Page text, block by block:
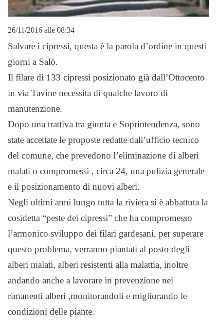
26/11/2016 alle 08:34
Salvare i cipressi, questa è la parola d’ordine in questi
giorni a Salò.
Il filare di 133 cipressi posizionato già dall’Ottocento
in via Tavine necessita di qualche lavoro di
manutenzione.
Dopo una trattiva tra giunta e Soprintendenza, sono
state accettate le proposte redatte dall’ufficio tecnico
del comune, che prevedono l’eliminazione di alberi
malati o compromessi , circa 24, una pulizia generale
e il posizionamento di nuovi alberi.
Negli ultimi anni lungo tutta la riviera si è abbattuta la
cosidetta “peste dei cipressi” che ha compromesso
l’armonico sviluppo dei filari gardesani, per superare
questo problema, verranno piantati al posto degli
alberi malati, alberi resistenti alla malattia, inoltre
andando anche a lavorare in prevenzione nei
rimanenti alberi ,monitorandoli e migliorando le
condizioni delle piante.